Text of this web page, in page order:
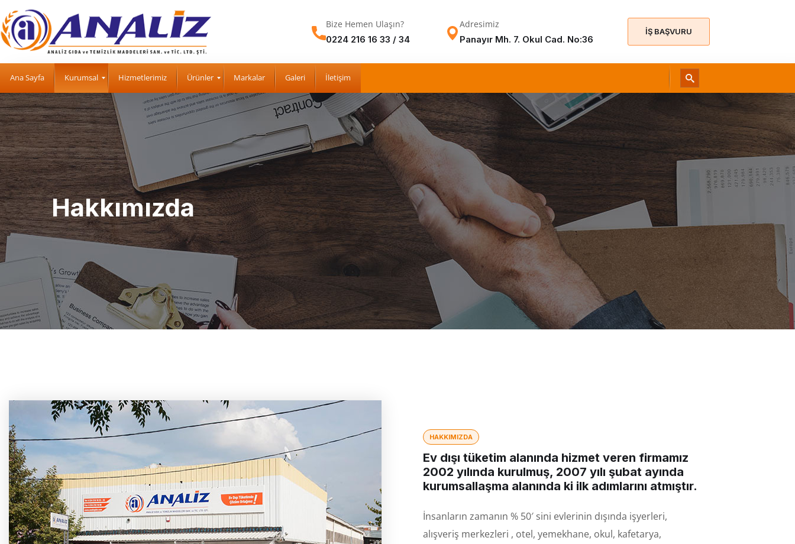
Bize Hemen Ulaşın?
0224 216 16 33 / 34
Adresimiz
Panayır Mh. 7. Okul Cad. No:36
İŞ BAŞVURU
Ana Sayfa Kurumsal Hizmetlerimiz Ürünler Markalar Galeri İletişim
Hakkımızda
HAKKIMIZDA
Ev dışı tüketim alanında hizmet veren firmamız
2002 yılında kurulmuş, 2007 yılı şubat ayında
kurumsallaşma alanında ki ilk adımlarını atmıştır.
İnsanların zamanın % 50′ sini evlerinin dışında işyerleri,
alışveriş merkezleri , otel, yemekhane, okul, kafetarya,